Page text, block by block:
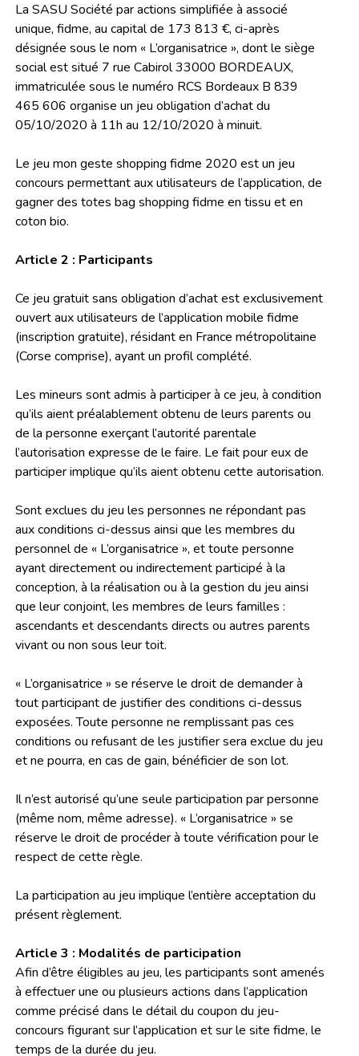
La SASU Société par actions simplifiée à associé
unique, fidme, au capital de 173 813 €, ci-après
désignée sous le nom « L’organisatrice », dont le siège
social est situé 7 rue Cabirol 33000 BORDEAUX,
immatriculée sous le numéro RCS Bordeaux B 839
465 606 organise un jeu obligation d’achat du
05/10/2020 à 11h au 12/10/2020 à minuit.
Le jeu mon geste shopping fidme 2020 est un jeu
concours permettant aux utilisateurs de l’application, de
gagner des totes bag shopping fidme en tissu et en
coton bio.
Article 2 : Participants
Ce jeu gratuit sans obligation d’achat est exclusivement
ouvert aux utilisateurs de l’application mobile fidme
(inscription gratuite), résidant en France métropolitaine
(Corse comprise), ayant un profil complété.
Les mineurs sont admis à participer à ce jeu, à condition
qu’ils aient préalablement obtenu de leurs parents ou
de la personne exerçant l’autorité parentale
l’autorisation expresse de le faire. Le fait pour eux de
participer implique qu’ils aient obtenu cette autorisation.
Sont exclues du jeu les personnes ne répondant pas
aux conditions ci-dessus ainsi que les membres du
personnel de « L’organisatrice », et toute personne
ayant directement ou indirectement participé à la
conception, à la réalisation ou à la gestion du jeu ainsi
que leur conjoint, les membres de leurs familles :
ascendants et descendants directs ou autres parents
vivant ou non sous leur toit.
« L’organisatrice » se réserve le droit de demander à
tout participant de justifier des conditions ci-dessus
exposées. Toute personne ne remplissant pas ces
conditions ou refusant de les justifier sera exclue du jeu
et ne pourra, en cas de gain, bénéficier de son lot.
Il n’est autorisé qu’une seule participation par personne
(même nom, même adresse). « L’organisatrice » se
réserve le droit de procéder à toute vérification pour le
respect de cette règle.
La participation au jeu implique l’entière acceptation du
présent règlement.
Article 3 : Modalités de participation
Afin d’être éligibles au jeu, les participants sont amenés
à effectuer une ou plusieurs actions dans l’application
comme précisé dans le détail du coupon du jeu-
concours figurant sur l’application et sur le site fidme, le
temps de la durée du jeu.